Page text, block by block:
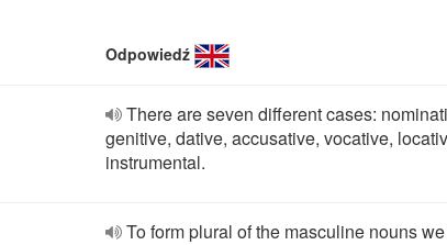
Odpowiedź
There are seven different cases:
genitive, dative, accusative, vocative,
instrumental.
To form plural of the masculine nouns